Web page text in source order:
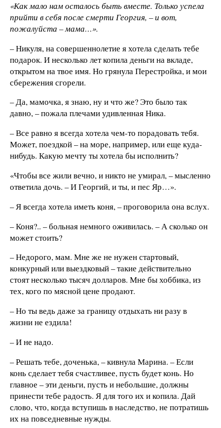
«Как мало нам осталось быть вместе. Только успела
прийти в себя после смерти Георгия, – и вот,
пожалуйста – мама…».
– Никуля, на совершеннолетие я хотела сделать тебе
подарок. И несколько лет копила деньги на вкладе,
открытом на твое имя. Но грянула Перестройка, и мои
сбережения сгорели.
– Да, мамочка, я знаю, ну и что же? Это было так
давно, – пожала плечами удивленная Ника.
– Все равно я всегда хотела чем-то порадовать тебя.
Может, поездкой – на море, например, или еще куда-
нибудь. Какую мечту ты хотела бы исполнить?
«Чтобы все жили вечно, и никто не умирал, – мысленно
ответила дочь. – И Георгий, и ты, и пес Яр…».
– Я всегда хотела иметь коня, – проговорила она вслух.
– Коня?.. – больная немного оживилась. – А сколько он
может стоить?
– Недорого, мам. Мне же не нужен стартовый,
конкурный или выездковый – такие действительно
стоят несколько тысяч долларов. Мне бы хоббика, из
тех, кого по мясной цене продают.
– Но ты ведь даже за границу отдыхать ни разу в
жизни не ездила!
– И не надо.
– Решать тебе, доченька, – кивнула Марина. – Если
конь сделает тебя счастливее, пусть будет конь. Но
главное – эти деньги, пусть и небольшие, должны
принести тебе радость. Я для того их и копила. Дай
слово, что, когда вступишь в наследство, не потратишь
их на повседневные нужды.